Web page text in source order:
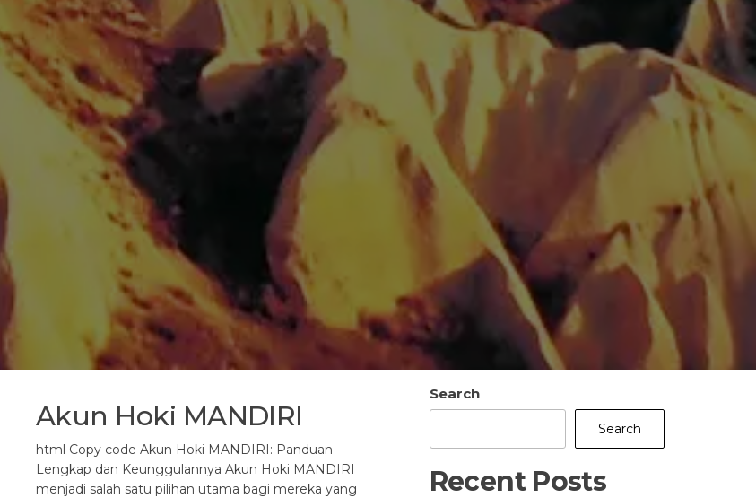
Akun Hoki MANDIRI
html Copy code Akun Hoki MANDIRI: Panduan
Lengkap dan Keunggulannya Akun Hoki MANDIRI
menjadi salah satu pilihan utama bagi mereka yang
Search
Search
Recent Posts